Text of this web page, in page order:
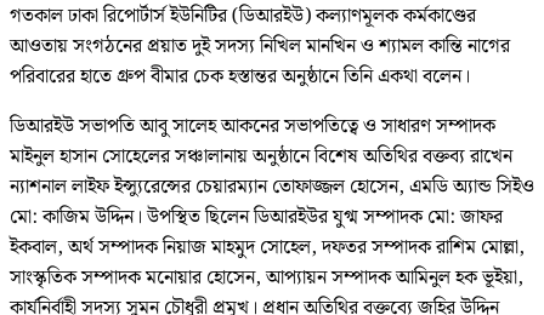
গতকাল ঢাকা রিপোর্টার্স ইউনিটির (ডিআরইউ) কল্যাণমূলক কর্মকাণ্ডের
আওতায় সংগঠনের প্রয়াত দুই সদস্য নিখিল মানখিন ও শ্যামল কান্তি নাগের
পরিবারের হাতে গ্রুপ বীমার চেক হস্তান্তর অনুষ্ঠানে তিনি একথা বলেন।
ডিআরইউ সভাপতি আবু সালেহ আকনের সভাপতিত্বে ও সাধারণ সম্পাদক
মাইনুল হাসান সোহেলের সঞ্চালানায় অনুষ্ঠানে বিশেষ অতিথির বক্তব্য রাখেন
ন্যাশনাল লাইফ ইন্স্যুরেন্সের চেয়ারম্যান তোফাজ্জল হোসেন, এমডি অ্যান্ড সিইও
মো: কাজিম উদ্দিন। উপস্থিত ছিলেন ডিআরইউর যুগ্ম সম্পাদক মো: জাফর
ইকবাল, অর্থ সম্পাদক নিয়াজ মাহমুদ সোহেল, দফতর সম্পাদক রাশিম মোল্লা,
সাংস্কৃতিক সম্পাদক মনোয়ার হোসেন, আপ্যায়ন সম্পাদক আমিনুল হক ভূইয়া,
কার্যনির্বাহী সদস্য সুমন চৌধুরী প্রমুখ। প্রধান অতিথির বক্তব্যে জহির উদ্দিন